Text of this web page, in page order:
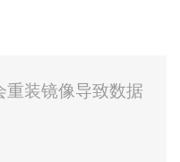
重装镜像导致数据